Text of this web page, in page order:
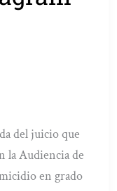
del juicio que
la Audiencia de
en grado